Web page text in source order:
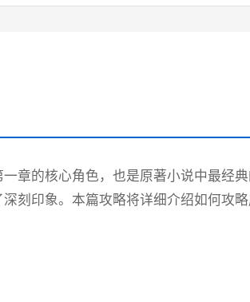
章的核心角色，也是原著小说中最经
刻印象。本篇攻略将详细介绍如何攻